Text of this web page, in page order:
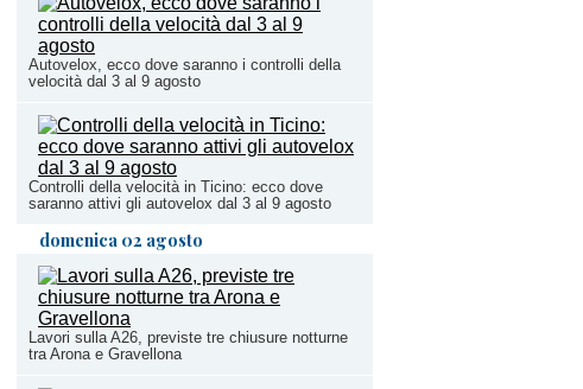
Autovelox, ecco dove saranno i controlli della
velocità dal 3 al 9 agosto
Controlli della velocità in Ticino: ecco dove
saranno attivi gli autovelox dal 3 al 9 agosto
domenica 02 agosto
Lavori sulla A26, previste tre chiusure notturne
tra Arona e Gravellona